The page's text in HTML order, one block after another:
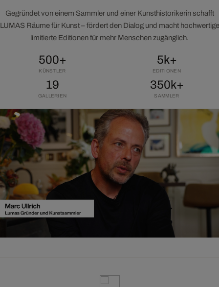
Gegründet von einem Sammler und einer Kunsthistorikerin schafft
LUMAS Räume für Kunst – fördert den Dialog und macht hochwertige
limitierte Editionen für mehr Menschen zugänglich.
500+
KÜNSTLER
5k+
EDITIONEN
19
GALLERIEN
350k+
SAMMLER